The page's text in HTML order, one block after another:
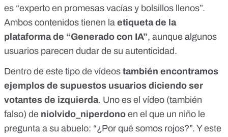
es “experto en promesas vacías y bolsillos llenos”.
Ambos contenidos tienen la etiqueta de la
plataforma de “Generado con IA”, aunque algunos
usuarios parecen dudar de su autenticidad.
Dentro de este tipo de vídeos también encontramos
ejemplos de supuestos usuarios diciendo ser
votantes de izquierda. Uno es el vídeo (también
falso) de niolvido_niperdono en el que un niño le
pregunta a su abuelo: “¿Por qué somos rojos?”. Y este